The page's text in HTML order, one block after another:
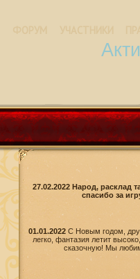
27.02.2022 Народ, расклад
спасибо за
01.01.2022 С Новым годом,
легко, фантазия летит
сказочную! Мы